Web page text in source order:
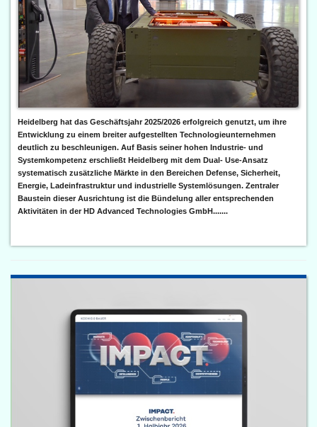
Heidelberg hat das Geschäftsjahr 2025/2026 erfolgreich genutzt, um ihre
Entwicklung zu einem breiter aufgestellten Technologieunternehmen
deutlich zu beschleunigen. Auf Basis seiner hohen Industrie- und
Systemkompetenz erschließt Heidelberg mit dem Dual- Use-Ansatz
systematisch zusätzliche Märkte in den Bereichen Defense, Sicherheit,
Energie, Ladeinfrastruktur und industrielle Systemlösungen. Zentraler
Baustein dieser Ausrichtung ist die Bündelung aller entsprechenden
Aktivitäten in der HD Advanced Technologies GmbH.......